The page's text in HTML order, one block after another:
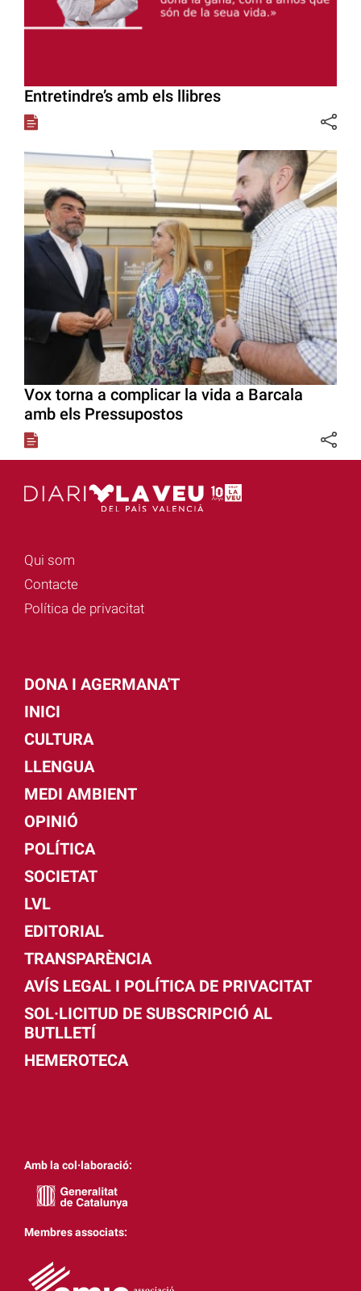
Entretindre’s amb els llibres
Vox torna a complicar la vida a Barcala
amb els Pressupostos
Qui som
Contacte
Política de privacitat
DONA I AGERMANA'T
INICI
CULTURA
LLENGUA
MEDI AMBIENT
OPINIÓ
POLÍTICA
SOCIETAT
LVL
EDITORIAL
TRANSPARÈNCIA
AVÍS LEGAL I POLÍTICA DE PRIVACITAT
SOL·LICITUD DE SUBSCRIPCIÓ AL
BUTLLETÍ
HEMEROTECA
Amb la col·laboració:
Membres associats: